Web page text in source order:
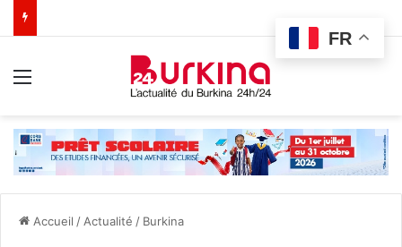
Accueil / Actualité / Burkina
FR